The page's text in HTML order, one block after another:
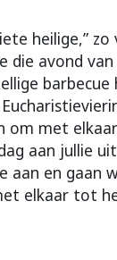
heilige,”
die avond
barbecue
om met
aan jullie
aan en gaan
elkaar tot